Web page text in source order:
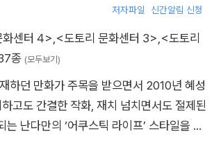
저자파일 신간알림 신청
화센터 4> <도토리 문화센터 3> <도토리
종 (모두보기)
하던 만화가 주목을 받으면서 2010년 혜성
고도 간결한 작화, 재치 넘치면서도 절제된
난다만의 ‘어쿠스틱 라이프’ 스타일을 구